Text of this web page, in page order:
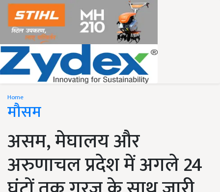
Home
मौसम
असम, मेघालय और
अरुणाचल प्रदेश में अगले 24